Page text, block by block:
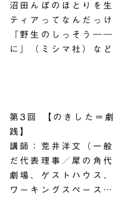
沼田んぼのほとりを
ティアってなんだっ
『野生のしっそう――
に』（ミシマ社）など
第3回 【のきした＝
践】
講師：荒井洋文（一
だ代表理事／犀の角
劇場、ゲストハウス
ワーキングスペース